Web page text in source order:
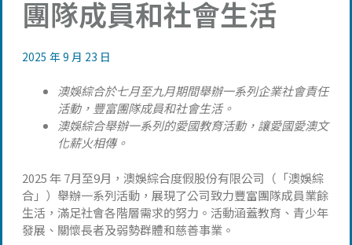
團隊成員和社會生活
2025 年 9 月 23 日
澳娛綜合於七月至九月期間舉辦一系列企業社會責任
活動，豐富團隊成員和社會生活。
澳娛綜合舉辦一系列的愛國教育活動，讓愛國愛澳文
化薪火相傳。
2025 年 7月至9月，澳娛綜合度假股份有限公司（「澳娛綜
合」）舉辦一系列活動，展現了公司致力豐富團隊成員業餘
生活，滿足社會各階層需求的努力。活動涵蓋教育、青少年
發展、關懷長者及弱勢群體和慈善事業。